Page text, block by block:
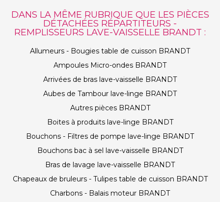
DANS LA MÊME RUBRIQUE QUE LES PIÈCES
DÉTACHÉES RÉPARTITEURS -
REMPLISSEURS LAVE-VAISSELLE BRANDT :
Allumeurs - Bougies table de cuisson BRANDT
Ampoules Micro-ondes BRANDT
Arrivées de bras lave-vaisselle BRANDT
Aubes de Tambour lave-linge BRANDT
Autres pièces BRANDT
Boites à produits lave-linge BRANDT
Bouchons - Filtres de pompe lave-linge BRANDT
Bouchons bac à sel lave-vaisselle BRANDT
Bras de lavage lave-vaisselle BRANDT
Chapeaux de bruleurs - Tulipes table de cuisson BRANDT
Charbons - Balais moteur BRANDT